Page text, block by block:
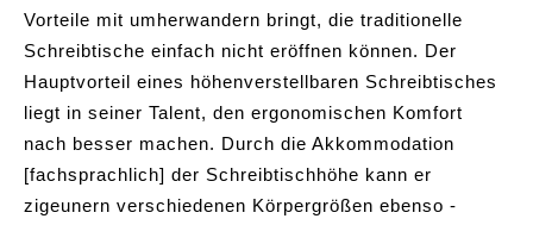
Vorteile mit umherwandern bringt, die traditionelle
Schreibtische einfach nicht eröffnen können. Der
Hauptvorteil eines höhenverstellbaren Schreibtisches
liegt in seiner Talent, den ergonomischen Komfort
nach besser machen. Durch die Akkommodation
[fachsprachlich] der Schreibtischhöhe kann er
zigeunern verschiedenen Körpergrößen ebenso -